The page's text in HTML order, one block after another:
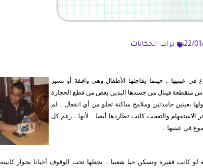
22/ تراب الحكايات
في عينيها .. حينما يفاجئها الأطفال وهي واقفة أو تسير
متقطعة فينال من جسدها البدين بعض من قطع الحجارة
بعينين جامدتين وملامح ساكنة تخلو من أي انفعال .. لم
والتعجب كانت تطاردها أيضا .. لأنها ـ رغم كل
في عينيها ...
كانت فقيرة وتسكن حيا شعبيا .. يجعلها تحب الوقوف أحيانا بجوار كابينة